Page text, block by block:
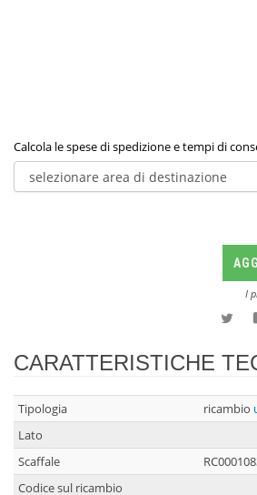
Calcola le spese di spedizione e tempi di
I
CARATTERISTICHE
Tipologia ricambio
Lato
Scaffale
Codice sul ricambio